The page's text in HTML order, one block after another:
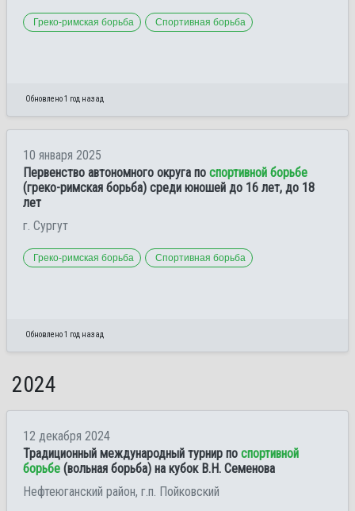
Греко-римская борьба Спортивная борьба
Обновлено 1 год назад
10 января 2025
Первенство автономного округа по спортивной борьбе
(греко-римская борьба) среди юношей до 16 лет, до 18
лет
г. Сургут
Греко-римская борьба Спортивная борьба
Обновлено 1 год назад
2024
12 декабря 2024
Традиционный международный турнир по спортивной
борьбе (вольная борьба) на кубок В.Н. Семенова
Нефтеюганский район, г.п. Пойковский